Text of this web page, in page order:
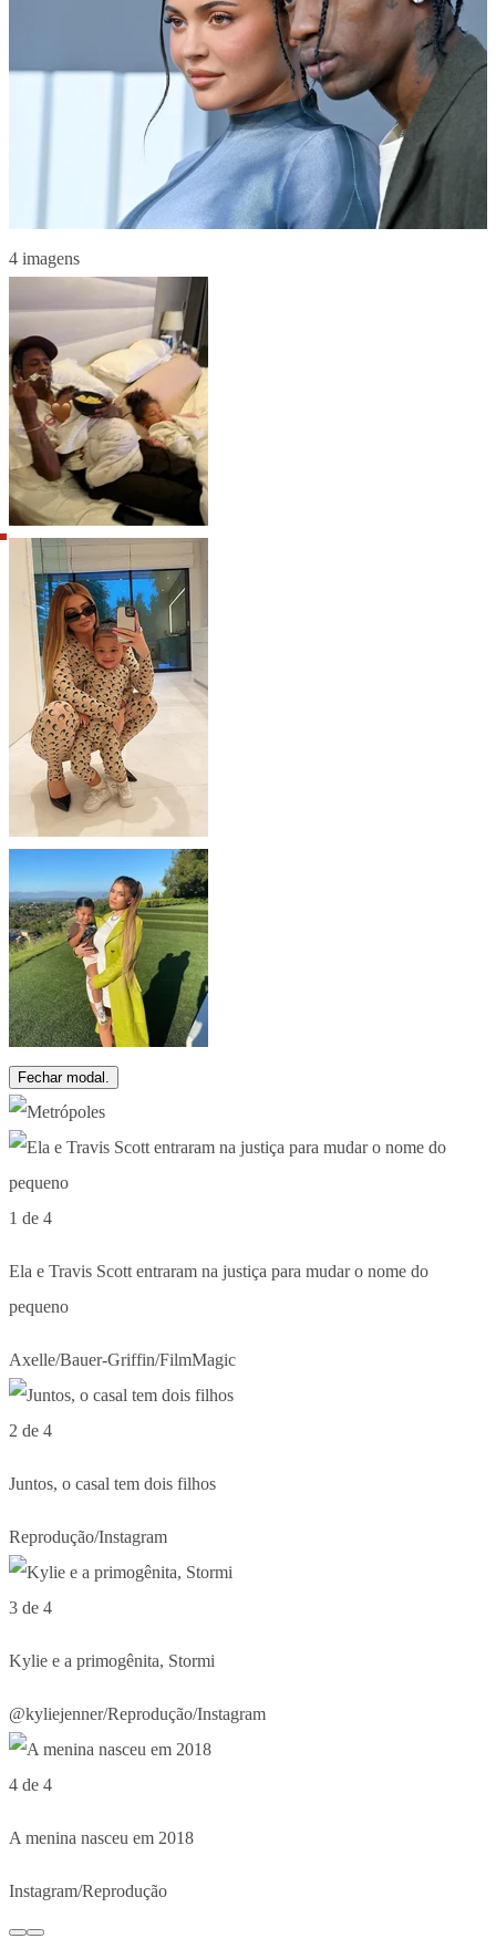
4 imagens
Fechar modal.
1 de 4
Ela e Travis Scott entraram na justiça para mudar o nome do
pequeno
Axelle/Bauer-Griffin/FilmMagic
2 de 4
Juntos, o casal tem dois filhos
Reprodução/Instagram
3 de 4
Kylie e a primogênita, Stormi
@kyliejenner/Reprodução/Instagram
4 de 4
A menina nasceu em 2018
Instagram/Reprodução